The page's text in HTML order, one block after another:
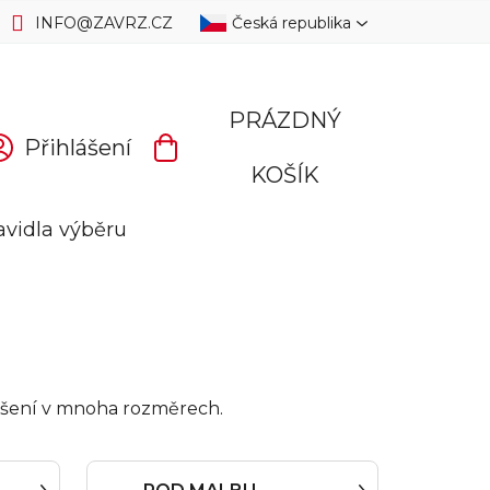
INFO@ZAVRZ.CZ Česká republika
Přihlášení
NÁKUPNÍ
PRÁZDNÝ
KOŠÍK
výběru
v mnoha rozměrech.